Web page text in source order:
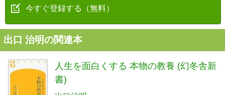
今すぐ登録する（無料）
出口 治明の関連本
人生を面白くする 本物の教養 (幻冬舎新
書)